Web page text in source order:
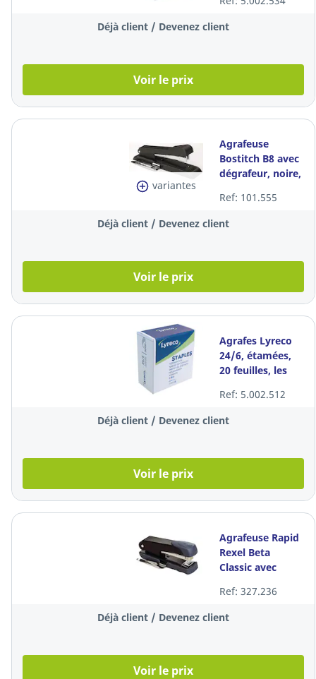
Déjà client / Devenez client
Voir le prix
variantes
Agrafeuse
Bostitch B8 avec
dégrafeur, noire,
Ref: 101.555
Déjà client / Devenez client
Voir le prix
Agrafes Lyreco
24/6, étamées,
20 feuilles, les
Ref: 5.002.512
Déjà client / Devenez client
Voir le prix
Agrafeuse Rapid
Rexel Beta
Classic avec
30 feuilles
Ref: 327.236
Déjà client / Devenez client
Voir le prix